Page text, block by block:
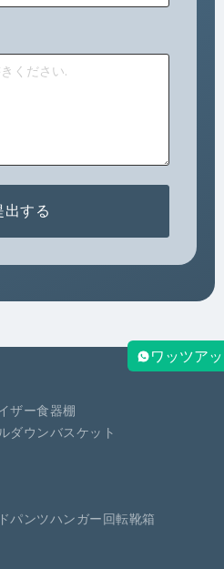
出する
ザー食器棚
ダウンバスケット
パンツハンガー回転靴箱
ワッツア